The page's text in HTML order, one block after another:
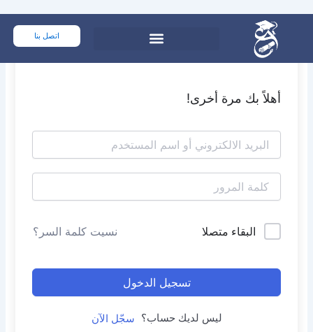
المحتوى
اتصل بنا
أهلاً بك مرة أخرى!
البقاء متصلا نسيت كلمة السر؟
تسجيل الدخول
ليس لديك حساب؟ سجّل الآن